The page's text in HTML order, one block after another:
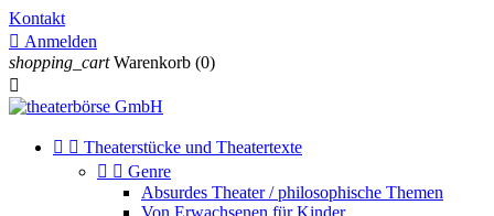
Kontakt
 Anmelden
shopping_cart Warenkorb (0)

  Theaterstücke und Theatertexte
  Genre
Absurdes Theater / philosophische Themen
Von Erwachsenen für Kinder